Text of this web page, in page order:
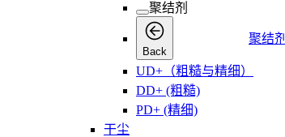
聚结剂
Back
聚结剂
UD+（粗糙与精细）
DD+ (粗糙)
PD+ (精细)
干尘